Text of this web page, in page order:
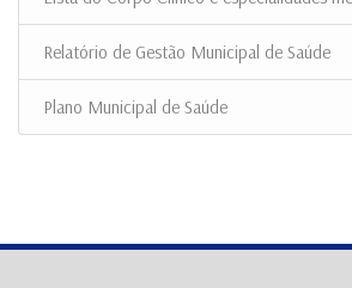
Relatório de Gestão Municipal de Saúde
Plano Municipal de Saúde